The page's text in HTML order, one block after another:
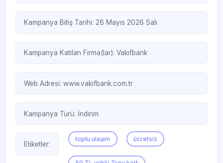
Kampanya Bitiş Tarihi: 26 Mayıs 2026 Salı
Kampanya Katılan Firma(lar):Vakıfbank
Web Adresi:www.vakifbank.com.tr
Kampanya Türü: İndirim
Etiketler:
toplu ulaşım ücretsiz